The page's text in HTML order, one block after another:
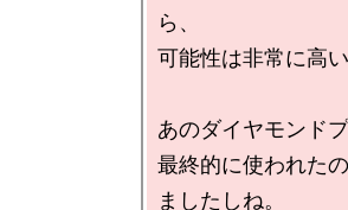
ら、
可能性は非常に高
あのダイヤモンド
最終的に使われた